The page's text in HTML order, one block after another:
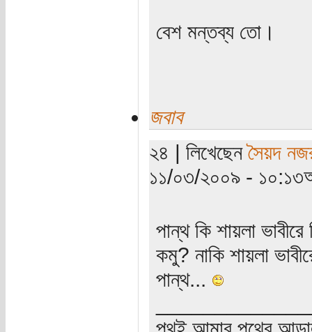
বেশ মন্তব্য তো।
জবাব
২৪ | লিখেছেনসৈয়দ
১১/০৩/২০০৯ -
পান্থ কি শায়লা
কমু? নাকি শায়লা
পান্থ...